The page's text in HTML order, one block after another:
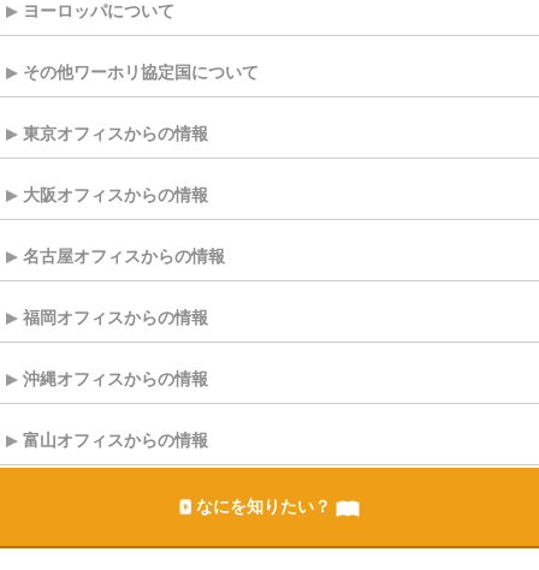
ヨーロッパについて
その他ワーホリ協定国について
東京オフィスからの情報
大阪オフィスからの情報
名古屋オフィスからの情報
福岡オフィスからの情報
沖縄オフィスからの情報
富山オフィスからの情報
なにを知りたい？